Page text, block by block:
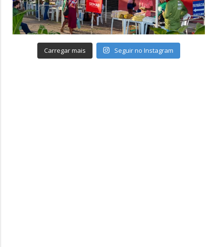
Carregar mais Seguir no Instagram